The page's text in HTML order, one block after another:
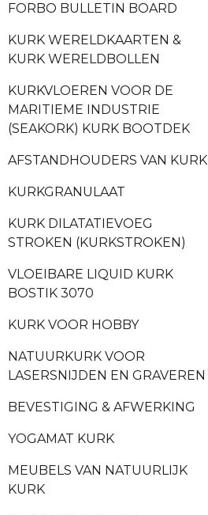
FORBO BULLETIN BOARD
KURK WERELDKAARTEN &
KURK WERELDBOLLEN
KURKVLOEREN VOOR DE
MARITIEME INDUSTRIE
(SEAKORK) KURK BOOTDEK
AFSTANDHOUDERS VAN KURK
KURKGRANULAAT
KURK DILATATIEVOEG
STROKEN (KURKSTROKEN)
VLOEIBARE LIQUID KURK
BOSTIK 3070
KURK VOOR HOBBY
NATUURKURK VOOR
LASERSNIJDEN EN GRAVEREN
BEVESTIGING & AFWERKING
YOGAMAT KURK
MEUBELS VAN NATUURLIJK
KURK